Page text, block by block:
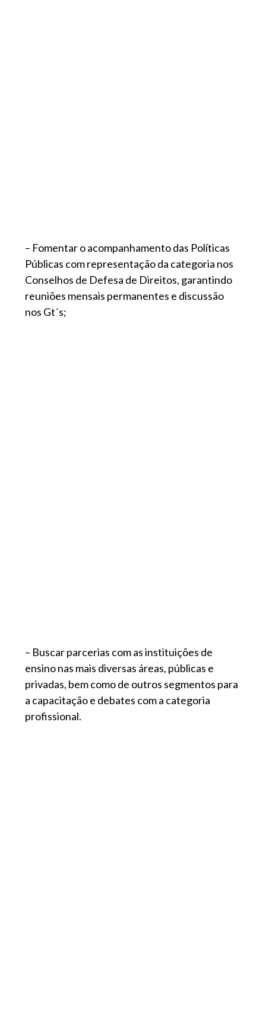
– Fomentar o acompanhamento das Políticas
Públicas com representação da categoria nos
Conselhos de Defesa de Direitos, garantindo
reuniões mensais permanentes e discussão
nos Gt´s;
– Buscar parcerias com as instituições de
ensino nas mais diversas áreas, públicas e
privadas, bem como de outros segmentos para
a capacitação e debates com a categoria
profissional.